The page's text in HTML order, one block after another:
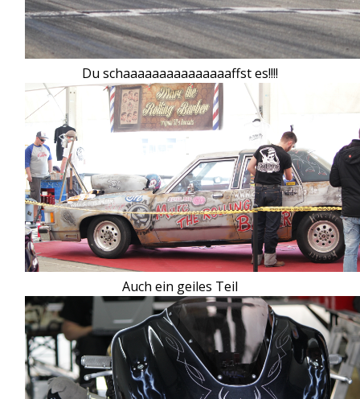
Du schaaaaaaaaaaaaaaaffst es!!!!
Auch ein geiles Teil